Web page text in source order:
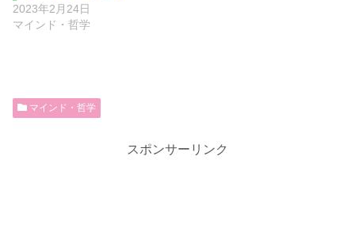
2023年2月24日
マインド・哲学
マインド・哲学
スポンサーリンク